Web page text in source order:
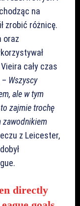
na
zrobić różnicę.
oraz
cały czas
Wszyscy
ale w tym
zajmie trochę
zawodnikiem
z Leicester,
directly